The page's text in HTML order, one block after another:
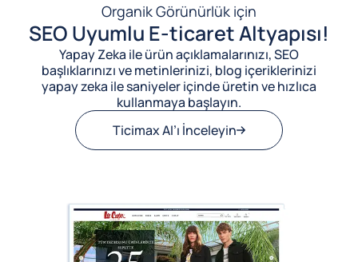
Organik Görünürlük için
SEO Uyumlu E-ticaret Altyapısı!
Yapay Zeka ile ürün açıklamalarınızı, SEO
başlıklarınızı ve metinlerinizi, blog içeriklerinizi
yapay zeka ile saniyeler içinde üretin ve hızlıca
kullanmaya başlayın.
Ticimax AI’ı İnceleyin